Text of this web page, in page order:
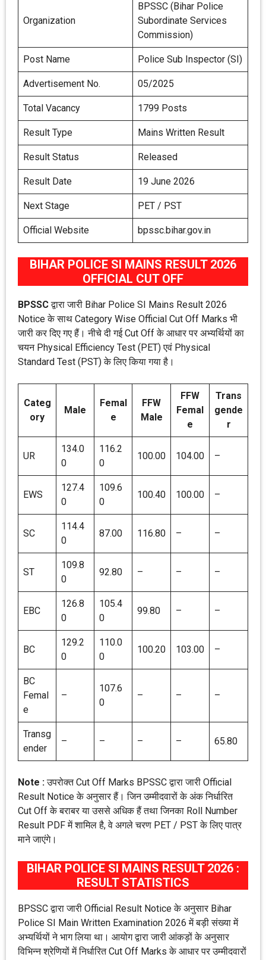
Organization
BPSSC (Bihar Police
Subordinate Services
Commission)
Post Name Police Sub Inspector (SI)
Advertisement No. 05/2025
Total Vacancy 1799 Posts
Result Type Mains Written Result
Result Status Released
Result Date 19 June 2026
Next Stage PET / PST
Official Website bpssc.bihar.gov.in
BIHAR POLICE SI MAINS RESULT 2026
OFFICIAL CUT OFF
BPSSCद्वारा जारी Bihar Police SI Mains Result 2026
Notice के साथ Category Wise Official Cut Off Marks भी
जारी कर दिए गए हैं। नीचे दी गई Cut Off के आधार पर अभ्यर्थियों का
चयन Physical Efficiency Test (PET) एवं Physical
Standard Test (PST) के लिए किया गया है।
Categ
ory
Male
Femal
e
FFW
Male
FFW
Femal
e
Trans
gende
r
UR
134.0
0
116.2
0
100.00 104.00 –
EWS
127.4
0
109.6
0
100.40 100.00 –
SC
114.4
0
87.00 116.80 – –
ST
109.8
0
92.80 – – –
EBC
126.8
0
105.4
0
99.80 – –
BC
129.2
0
110.0
0
100.20 103.00 –
BC
Femal
e
–
107.6
0
– – –
Transg
ender
– – – – 65.80
Note :उपरोक्त Cut Off Marks BPSSC द्वारा जारी Official
Result Notice के अनुसार हैं। जिन उम्मीदवारों के अंक निर्धारित
Cut Off के बराबर या उससे अधिक हैं तथा जिनका Roll Number
Result PDF में शामिल है, वे अगले चरण PET / PST के लिए पात्र
माने जाएंगे।
BIHAR POLICE SI MAINS RESULT 2026 :
RESULT STATISTICS
BPSSC द्वारा जारी Official Result Notice के अनुसार Bihar
Police SI Main Written Examination 2026 में बड़ी संख्या में
अभ्यर्थियों ने भाग लिया था। आयोग द्वारा जारी आंकड़ों के अनुसार
विभिन्न श्रेणियों में निर्धारित Cut Off Marks के आधार पर उम्मीदवारों